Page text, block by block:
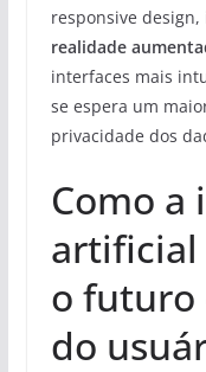
responsive design,
realidade
interfaces mais
se espera um
privacidade dos
Como a
artificial
o futuro
do